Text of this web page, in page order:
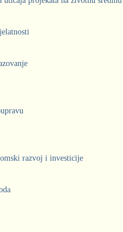
razvoj i investicije